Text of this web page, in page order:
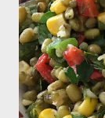
huzurunuza her
tarifimle
attığım
elimdekileri
tarifimize